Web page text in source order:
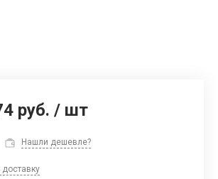
руб. / шт
Нашли дешевле?
доставку